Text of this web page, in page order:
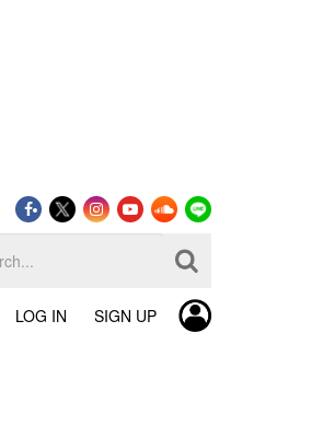
LOG IN SIGN UP